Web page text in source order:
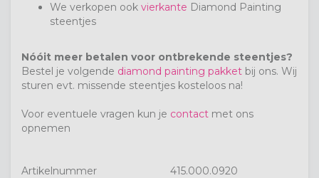
We verkopen ook vierkante Diamond Painting
steentjes
Nóóit meer betalen voor ontbrekende steentjes?
Bestel je volgende diamond painting pakket bij ons. Wij
sturen evt. missende steentjes kosteloos na!
Voor eventuele vragen kun je contact met ons
opnemen
Artikelnummer
415.000.0920